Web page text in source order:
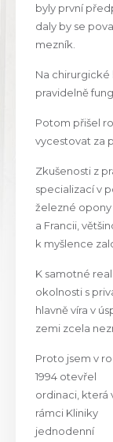
byly první
daly by se
mezník.
Na chirurgické
pravidelně
Potom přišel
vycestovat za
Zkušenosti z
specializací v
železné opony
a Francii,
k myšlence
K samotné
okolnosti s
hlavně víra v
zemi zcela
Proto jsem v
1994 otevřel
ordinaci, která
rámci Kliniky
jednodenní